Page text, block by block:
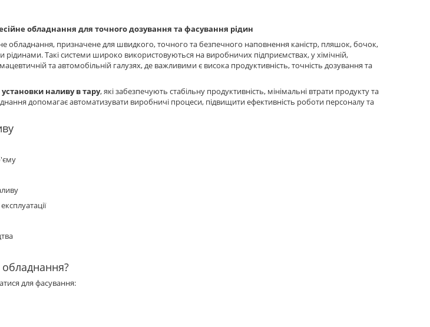
обладнання для точного дозування та фасування рідин
обладнання, призначене для швидкого, точного та безпечного наповнення каністр, пляшок, бочок,
рідинами. Такі системи широко використовуються на виробничих підприємствах, у хімічній,
та автомобільній галузях, де важливими є висока продуктивність, точність дозування та
установки наливу в тару, які забезпечують стабільну продуктивність, мінімальні втрати продукту та
допомагає автоматизувати виробничі процеси, підвищити ефективність роботи персоналу та
для фасування: